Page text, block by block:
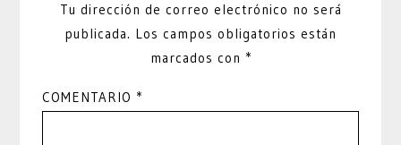
Tu dirección de correo electrónico no será
publicada. Los campos obligatorios están
marcados con *
COMENTARIO *